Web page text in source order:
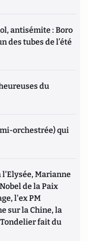
antisémite : Boro
des tubes de l’été
du
orchestrée) qui
l'Elysée, Marianne
de la Paix
l'ex PM
sur la Chine, la
fait du